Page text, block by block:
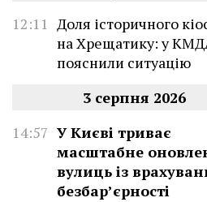
12:11 Доля історичного
на Хрещатику: у
пояснили ситуацію
3 серпня 2026
14:57 У Києві триває
масштабне
вулиць із
безбар’єрності